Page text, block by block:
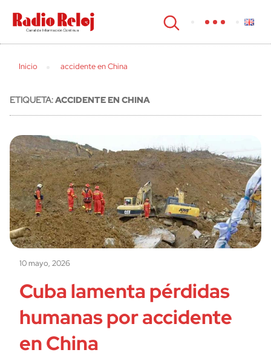
cerrar
Inicio accidente en China
ETIQUETA:ACCIDENTE EN CHINA
10 mayo, 2026
Cuba lamenta pérdidas
humanas por accidente
en China